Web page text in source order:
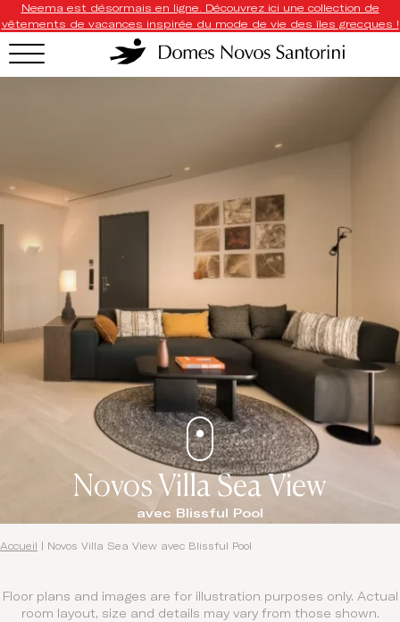
Neema est désormais en ligne. Découvrez ici une collection de
vêtements de vacances inspirée du mode de vie des îles grecques !
Novos Villa Sea View
avec Blissful Pool
Accueil Novos Villa Sea View avec Blissful Pool
Floor plans and images are for illustration purposes only. Actual
room layout, size and details may vary from those shown.